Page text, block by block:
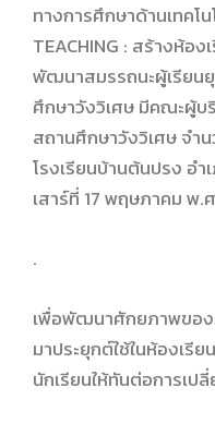
ทางการศึกษาด้านเทค
TEACHING : สร้างห้อ
พัฒนาสมรรถนะผู้เรียน
ศึกษาวังวิเศษ มีคณะผู้บ
สถานศึกษาวังวิเศษ จำ
โรงเรียนบ้านต้นปรง อ
เสาร์ที่ 17 พฤษภาคม พ.
.
เพื่อพัฒนาศักยภาพของ
มาประยุกต์ใช้ในห้องเรี
นักเรียนให้ทันต่อการเป